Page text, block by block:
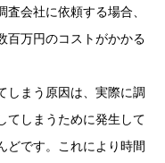
会社に依頼する場合、
百万円のコストがかかる
しまう原因は、実際に調
てしまうために発生して
どです。これにより時間